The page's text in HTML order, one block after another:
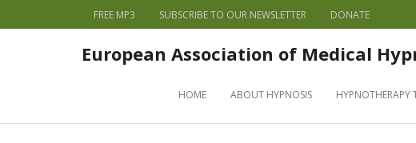
FREE MP3 SUBSCRIBE TO OUR NEWSLETTER DONATE
European Association of Medical
HOME ABOUT HYPNOSIS HYPNOTHERAPY